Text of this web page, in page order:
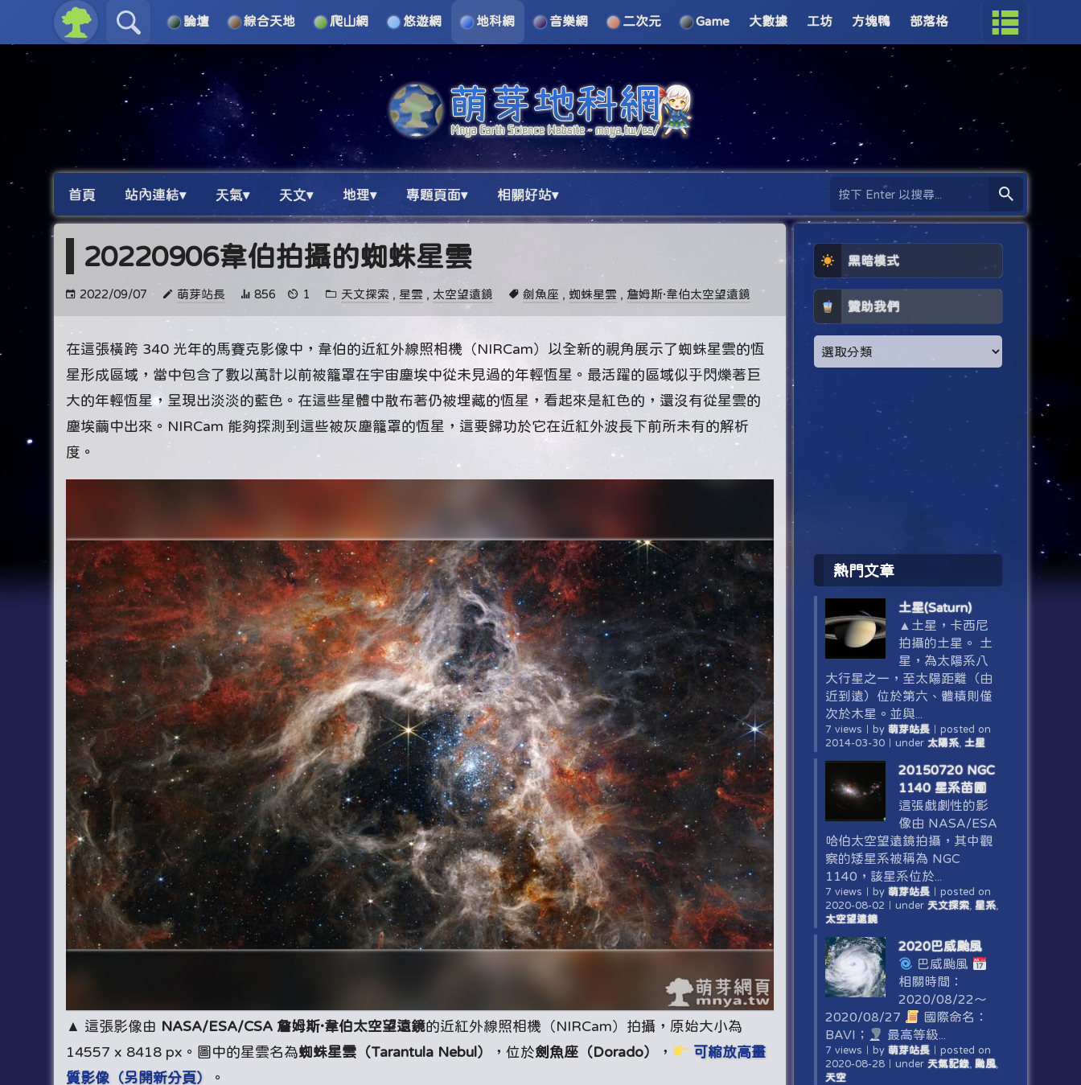
論壇 綜合天地 爬山網 悠遊網 地科網 音樂網 二次元 Game 大數據 工坊 方塊鴨 部落格
關於
首頁 站內連結▾ 天氣▾ 天文▾ 地理▾ 專題頁面▾ 相關好站▾
20220906韋伯拍攝的蜘蛛星雲
2022/09/07 萌芽站長 856 1 天文探索 , 星雲 , 太空望遠鏡 劍魚座 , 蜘蛛星雲 ,詹姆斯·韋伯太空望遠鏡
在這張橫跨 340 光年的馬賽克影像中，韋伯的近紅外線照相機（NIRCam）以全新的視角展示了蜘蛛星雲的恆
星形成區域，當中包含了數以萬計以前被籠罩在宇宙塵埃中從未見過的年輕恆星。最活躍的區域似乎閃爍著巨
大的年輕恆星，呈現出淡淡的藍色。在這些星體中散布著仍被埋藏的恆星，看起來是紅色的，還沒有從星雲的
塵埃繭中出來。NIRCam 能夠探測到這些被灰塵籠罩的恆星，這要歸功於它在近紅外波長下前所未有的解析
度。
▲ 這張影像由 NASA/ESA/CSA 詹姆斯·韋伯太空望遠鏡的近紅外線照相機（NIRCam）拍攝，原始大小為
14557 x 8418 px。圖中的星雲名為蜘蛛星雲（Tarantula Nebul） ，位於劍魚座（Dorado） ，
可縮放高畫
質影像（另開新分頁）
。
黑暗模式
贊助我們
熱門文章
土星(Saturn)
▲土星，卡西尼
拍攝的土星。 土
星，為太陽系八
大行星之一，至太陽距離（由
近到遠）位於第六、體積則僅
次於木星。並與...
7 views by 萌芽站長｜ posted on
2014-03-30｜ under 太陽系, 土星
20150720 NGC
1140 星系苗圃
這張戲劇性的影
像由 NASA/ESA
哈伯太空望遠鏡拍攝，其中觀
察的矮星系被稱為 NGC
1140，該星系位於...
7 views by 萌芽站長｜ posted on
2020-08-02
under 天文探索, 星系,
太空望遠鏡
2020巴威颱風
巴威颱風
相關時間：
2020/08/22～
2020/08/27
國際命名：
BAVI；
最高等級...
7 views by 萌芽站長｜ posted on
2020-08-28｜ under 天氣記錄, 颱風,
天空